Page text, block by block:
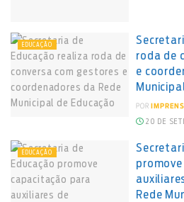
EDUCAÇÃO
roda de
e
POR
20 DE
EDUCAÇÃO
Rede